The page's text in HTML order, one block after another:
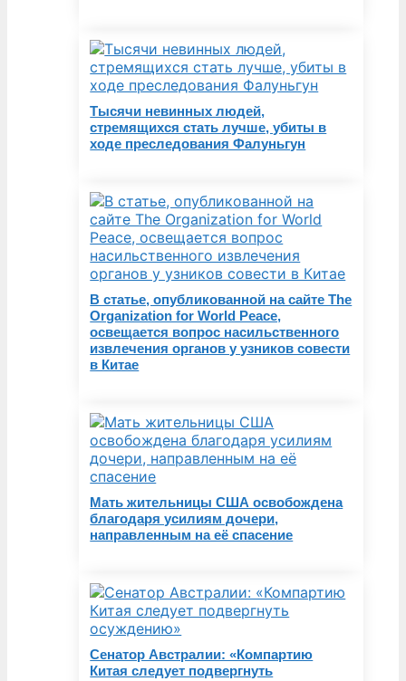
Тысячи невинных людей,
стремящихся стать лучше, убиты в
ходе преследования Фалуньгун
В статье, опубликованной на сайте The
Organization for World Peace,
освещается вопрос насильственного
извлечения органов у узников совести
в Китае
Мать жительницы США освобождена
благодаря усилиям дочери,
направленным на её спасение
Сенатор Австралии: «Компартию
Китая следует подвергнуть